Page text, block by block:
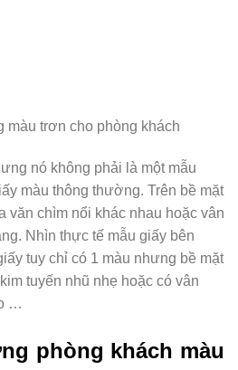
màu trơn cho phòng khách
nó không phải là một mẫu
màu thông thường. Trên bề mặt
văn chìm nổi khác nhau hoặc vân
Nhìn thực tế mẫu giấy bên
tuy chỉ có 1 màu nhưng bề mặt
tuyến nhũ nhẹ hoặc có vân
…
phòng khách màu